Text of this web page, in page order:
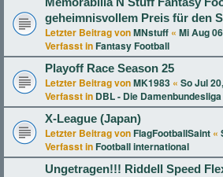
geheimnisvollem Preis für den
Letzter Beitrag vonMNstuff « Mi Aug
Verfasst in Fantasy Football
Playoff Race Season 25
Letzter Beitrag vonMK1983 « So Jul
Verfasst in DBL - Die Damenbundesliga
X-League (Japan)
Letzter Beitrag von FlagFootballSaint «
Verfasst in Football international
Ungetragen!!! Riddell Speed